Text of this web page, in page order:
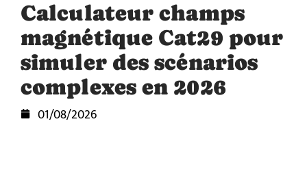
Calculateur champs
magnétique Cat29 pour
simuler des scénarios
complexes en 2026
01/08/2026